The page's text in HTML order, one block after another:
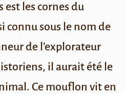
est les cornes du
connu sous le nom de
de l’explorateur
il aurait été le
Ce mouflon vit en